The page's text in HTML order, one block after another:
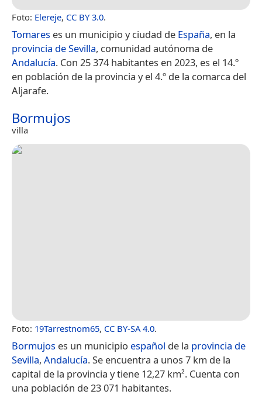
Foto: Elereje, CC BY 3.0.
Tomares es un municipio y ciudad de España, en la
provincia de Sevilla, comunidad autónoma de
Andalucía. Con 25 374 habitantes en 2023,​ es el 14.º
en población de la provincia y el 4.º de la comarca del
Aljarafe.
Bormujos
villa
Foto: 19Tarrestnom65, CC BY-SA 4.0.
Bormujos es un municipio español de la provincia de
Sevilla, Andalucía. Se encuentra a unos 7 km de la
capital de la provincia​ y tiene 12,27 km².​ Cuenta con
una población de 23 071 habitantes.